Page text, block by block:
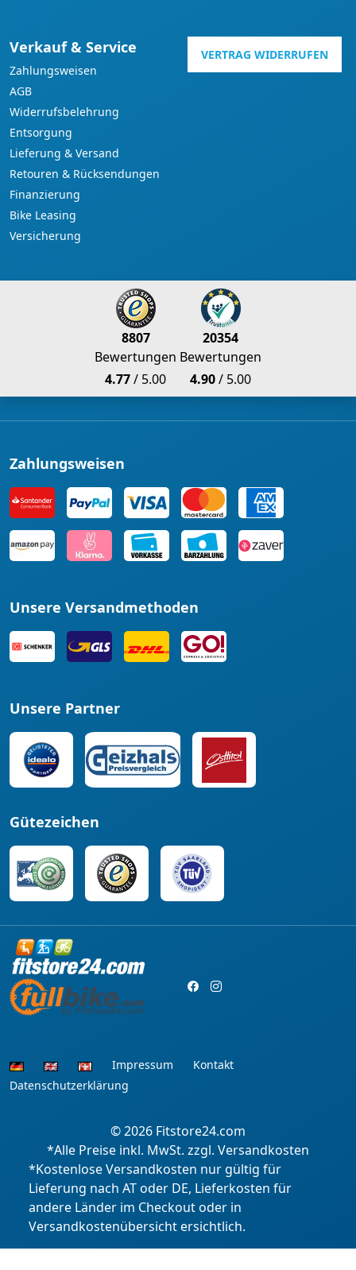
Verkauf & Service
Zahlungsweisen
AGB
Widerrufsbelehrung
Entsorgung
Lieferung & Versand
Retouren & Rücksendungen
Finanzierung
Bike Leasing
Versicherung
VERTRAG WIDERRUFEN
8807
Bewertungen
4.77/ 5.00
20354
Bewertungen
4.90/ 5.00
Zahlungsweisen
Unsere Versandmethoden
Unsere Partner
Gütezeichen
Impressum
Kontakt
Datenschutzerklärung
© 2026 Fitstore24.com
*Alle Preise inkl. MwSt. zzgl. Versandkosten
*Kostenlose Versandkosten nur gültig für
Lieferung nach AT oder DE, Lieferkosten für
andere Länder im Checkout oder in
Versandkostenübersicht ersichtlich.